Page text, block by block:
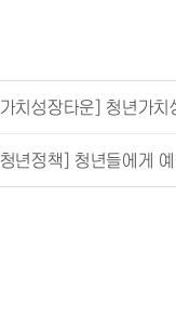
[가치성장타운] 청년가
[청년정책] 청년들에게